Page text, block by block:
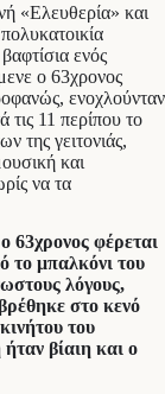
«Ελευθερία» και
ενός
ο 63χρονος
ενοχλούνταν
τις 11 περίπου το
της γειτονιάς,
και
να τα
63χρονος φέρεται
το μπαλκόνι του
λόγους,
στο κενό
του
βίαιη και ο